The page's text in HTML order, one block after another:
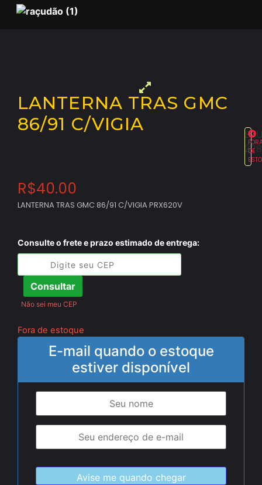
LANTERNA TRAS GMC
86/91 C/VIGIA
DE
R$40.00
LANTERNA TRAS GMC 86/91 C/VIGIA PRX620V
Consulte o frete e prazo estimado de entrega:
Consultar
Não sei meu CEP
Fora de estoque
E-mail quando o estoque
estiver disponível